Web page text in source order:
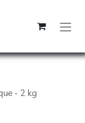
- 2 kg